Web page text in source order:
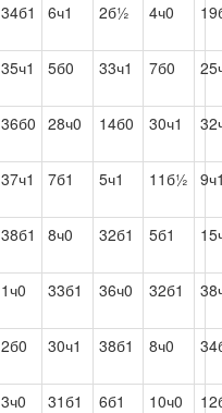
34б1 6ч1 2б½ 4ч0
35ч1 5б0 33ч1 7б0
36б0 28ч0 14б0 30ч1
37ч1 7б1 5ч1 11б½
38б1 8ч0 32б1 5б1
1ч0 33б1 36ч0 32б1
2б0 30ч1 38б1 8ч0
3ч0 31б1 6б1 10ч0